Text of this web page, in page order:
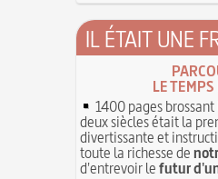
IL ÉTAIT UNE
LE
1400 pages brossant
deux siècles était la
divertissante et
toute la richesse de
d'entrevoir lefutur